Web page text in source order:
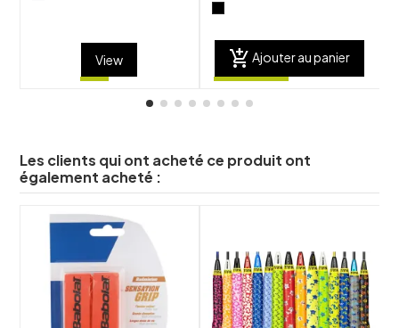
View add_shopping_cart Ajouter au panier
Les clients qui ont acheté ce produit ont
également acheté :
favorite_border
visibility